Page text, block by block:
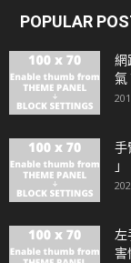
POPULAR
網
氣
手
左
害